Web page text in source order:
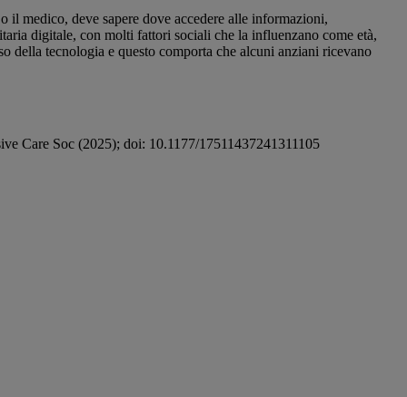
medico, deve sapere dove accedere alle informazioni,
digitale, con molti fattori sociali che la influenzano come età,
della tecnologia e questo comporta che alcuni anziani ricevano
Care Soc (2025); doi: 10.1177/17511437241311105